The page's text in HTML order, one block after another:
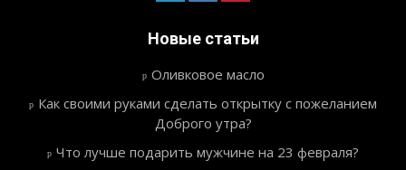
Новые статьи
Оливковое масло
Как своими руками сделать открытку с пожеланием
Доброго утра?
Что лучше подарить мужчине на 23 февраля?